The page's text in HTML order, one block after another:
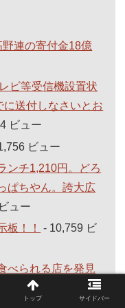
連の寄付金18億
ビ等受信機設置状
送付しなさいとお
ビュー
ビュー
ンチ1,210円。どろ
ぱちやん。誇大広
ュー
！！
- 10,759 ビ
べられる店を発見
円+唐揚げ定食380
トップ サイドバー